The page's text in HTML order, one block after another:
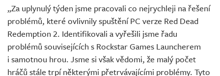
„Za uplynulý týden jsme pracovali co nejrychleji na řešení
problémů, které ovlivnily spuštění PC verze Red Dead
Redemption 2. Identifikovali a vyřešili jsme řadu
problémů souvisejících s Rockstar Games Launcherem
i samotnou hrou. Jsme si však vědomi, že malý počet
hráčů stále trpí některými přetrvávajícími problémy. Tyto